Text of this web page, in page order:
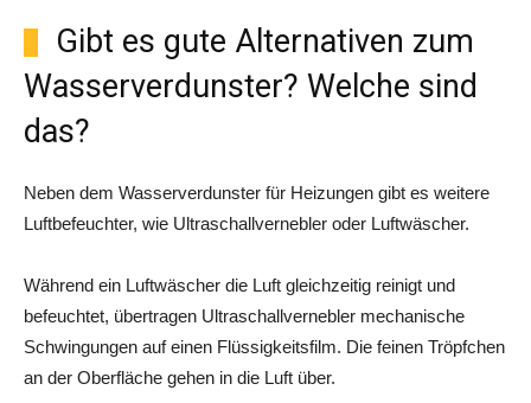
Gibt es gute Alternativen zum
Wasserverdunster? Welche sind
das?
Neben dem Wasserverdunster für Heizungen gibt es weitere
Luftbefeuchter, wie Ultraschallvernebler oder Luftwäscher.
Während ein Luftwäscher die Luft gleichzeitig reinigt und
befeuchtet, übertragen Ultraschallvernebler mechanische
Schwingungen auf einen Flüssigkeitsfilm. Die feinen Tröpfchen
an der Oberfläche gehen in die Luft über.